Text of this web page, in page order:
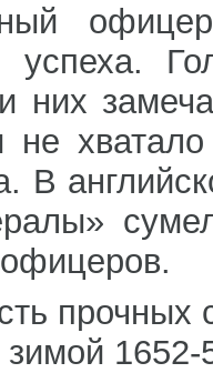
успеха.
них
В
прочных